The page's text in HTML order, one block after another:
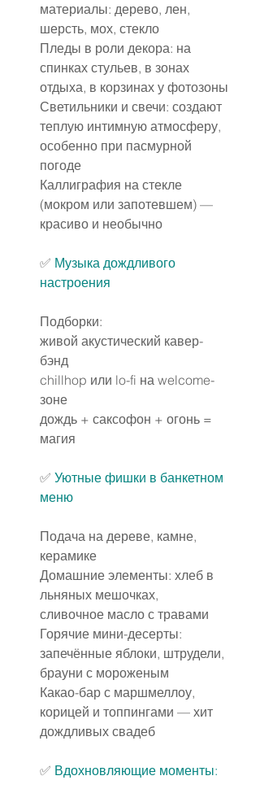
материалы: дерево, лен,
шерсть, мох, стекло
Пледы в роли декора: на
спинках стульев, в зонах
отдыха, в корзинах у фотозоны
Светильники и свечи: создают
теплую интимную атмосферу,
особенно при пасмурной
погоде
Каллиграфия на стекле
(мокром или запотевшем) —
красиво и необычно
✅️ Музыка дождливого
настроения
Подборки:
живой акустический кавер-
бэнд
chillhop или lo-fi на welcome-
зоне
дождь + саксофон + огонь =
магия
✅️ Уютные фишки в банкетном
меню
Подача на дереве, камне,
керамике
Домашние элементы: хлеб в
льняных мешочках,
сливочное масло с травами
Горячие мини-десерты:
запечённые яблоки, штрудели,
брауни с мороженым
Какао-бар с маршмеллоу,
корицей и топпингами — хит
дождливых свадеб
✅️ Вдохновляющие моменты: